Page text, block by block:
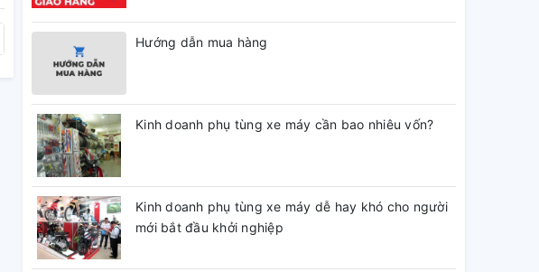
Hướng dẫn mua hàng
Kinh doanh phụ tùng xe máy cần bao nhiêu vốn?
Kinh doanh phụ tùng xe máy dễ hay khó cho người
mới bắt đầu khởi nghiệp